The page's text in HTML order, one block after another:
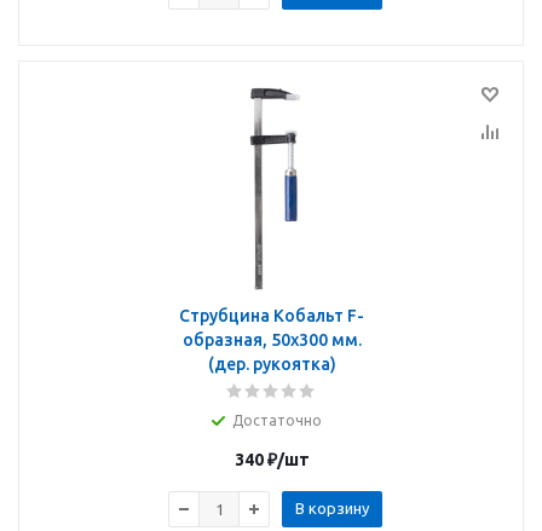
Струбцина Кобальт F-
образная, 50x300 мм.
(дер. рукоятка)
Достаточно
340₽/шт
В корзину